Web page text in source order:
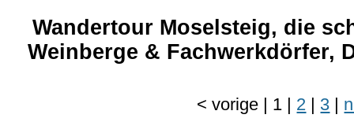
Wandertour Moselsteig, die
Weinberge & Fachwerkdörfer,
<vorige | 1 | 2 | 3 |